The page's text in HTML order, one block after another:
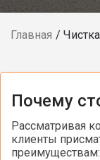
Главная
Почему
Рассматривая
клиенты
преимуществам: